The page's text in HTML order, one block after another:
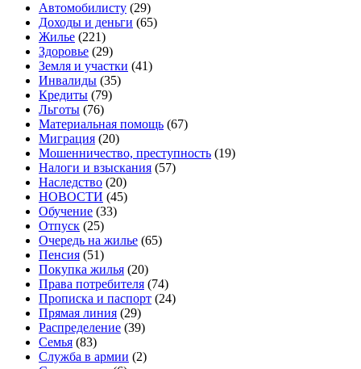
Автомобилисту (29)
Доходы и деньги (65)
Жилье (221)
Здоровье (29)
Земля и участки (41)
Инвалиды (35)
Кредиты (79)
Льготы (76)
Материальная помощь (67)
Миграция (20)
Мошенничество, преступность (19)
Налоги и взыскания (57)
Наследство (20)
НОВОСТИ (45)
Обучение (33)
Отпуск (25)
Очередь на жилье (65)
Пенсия (51)
Покупка жилья (20)
Права потребителя (74)
Прописка и паспорт (24)
Прямая линия (29)
Распределение (39)
Семья (83)
Служба в армии (2)